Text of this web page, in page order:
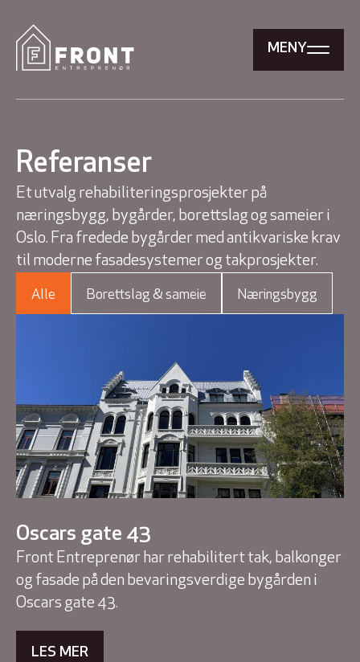
MENY
Referanser
Et utvalg rehabiliteringsprosjekter på
næringsbygg, bygårder, borettslag og sameier i
Oslo. Fra fredede bygårder med antikvariske krav
til moderne fasadesystemer og takprosjekter.
Alle Borettslag & sameie Næringsbygg
Oscars gate 43
Front Entreprenør har rehabilitert tak, balkonger
og fasade på den bevaringsverdige bygården i
Oscars gate 43.
LES MER